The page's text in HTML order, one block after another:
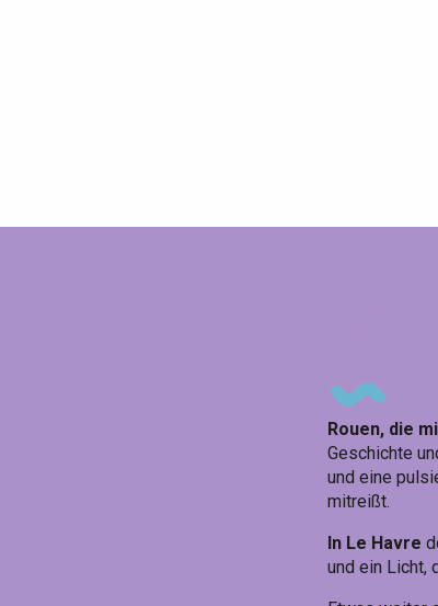
Rouen, die
Geschichte
und eine
mitreißt.
In Le Havre
und ein Licht,